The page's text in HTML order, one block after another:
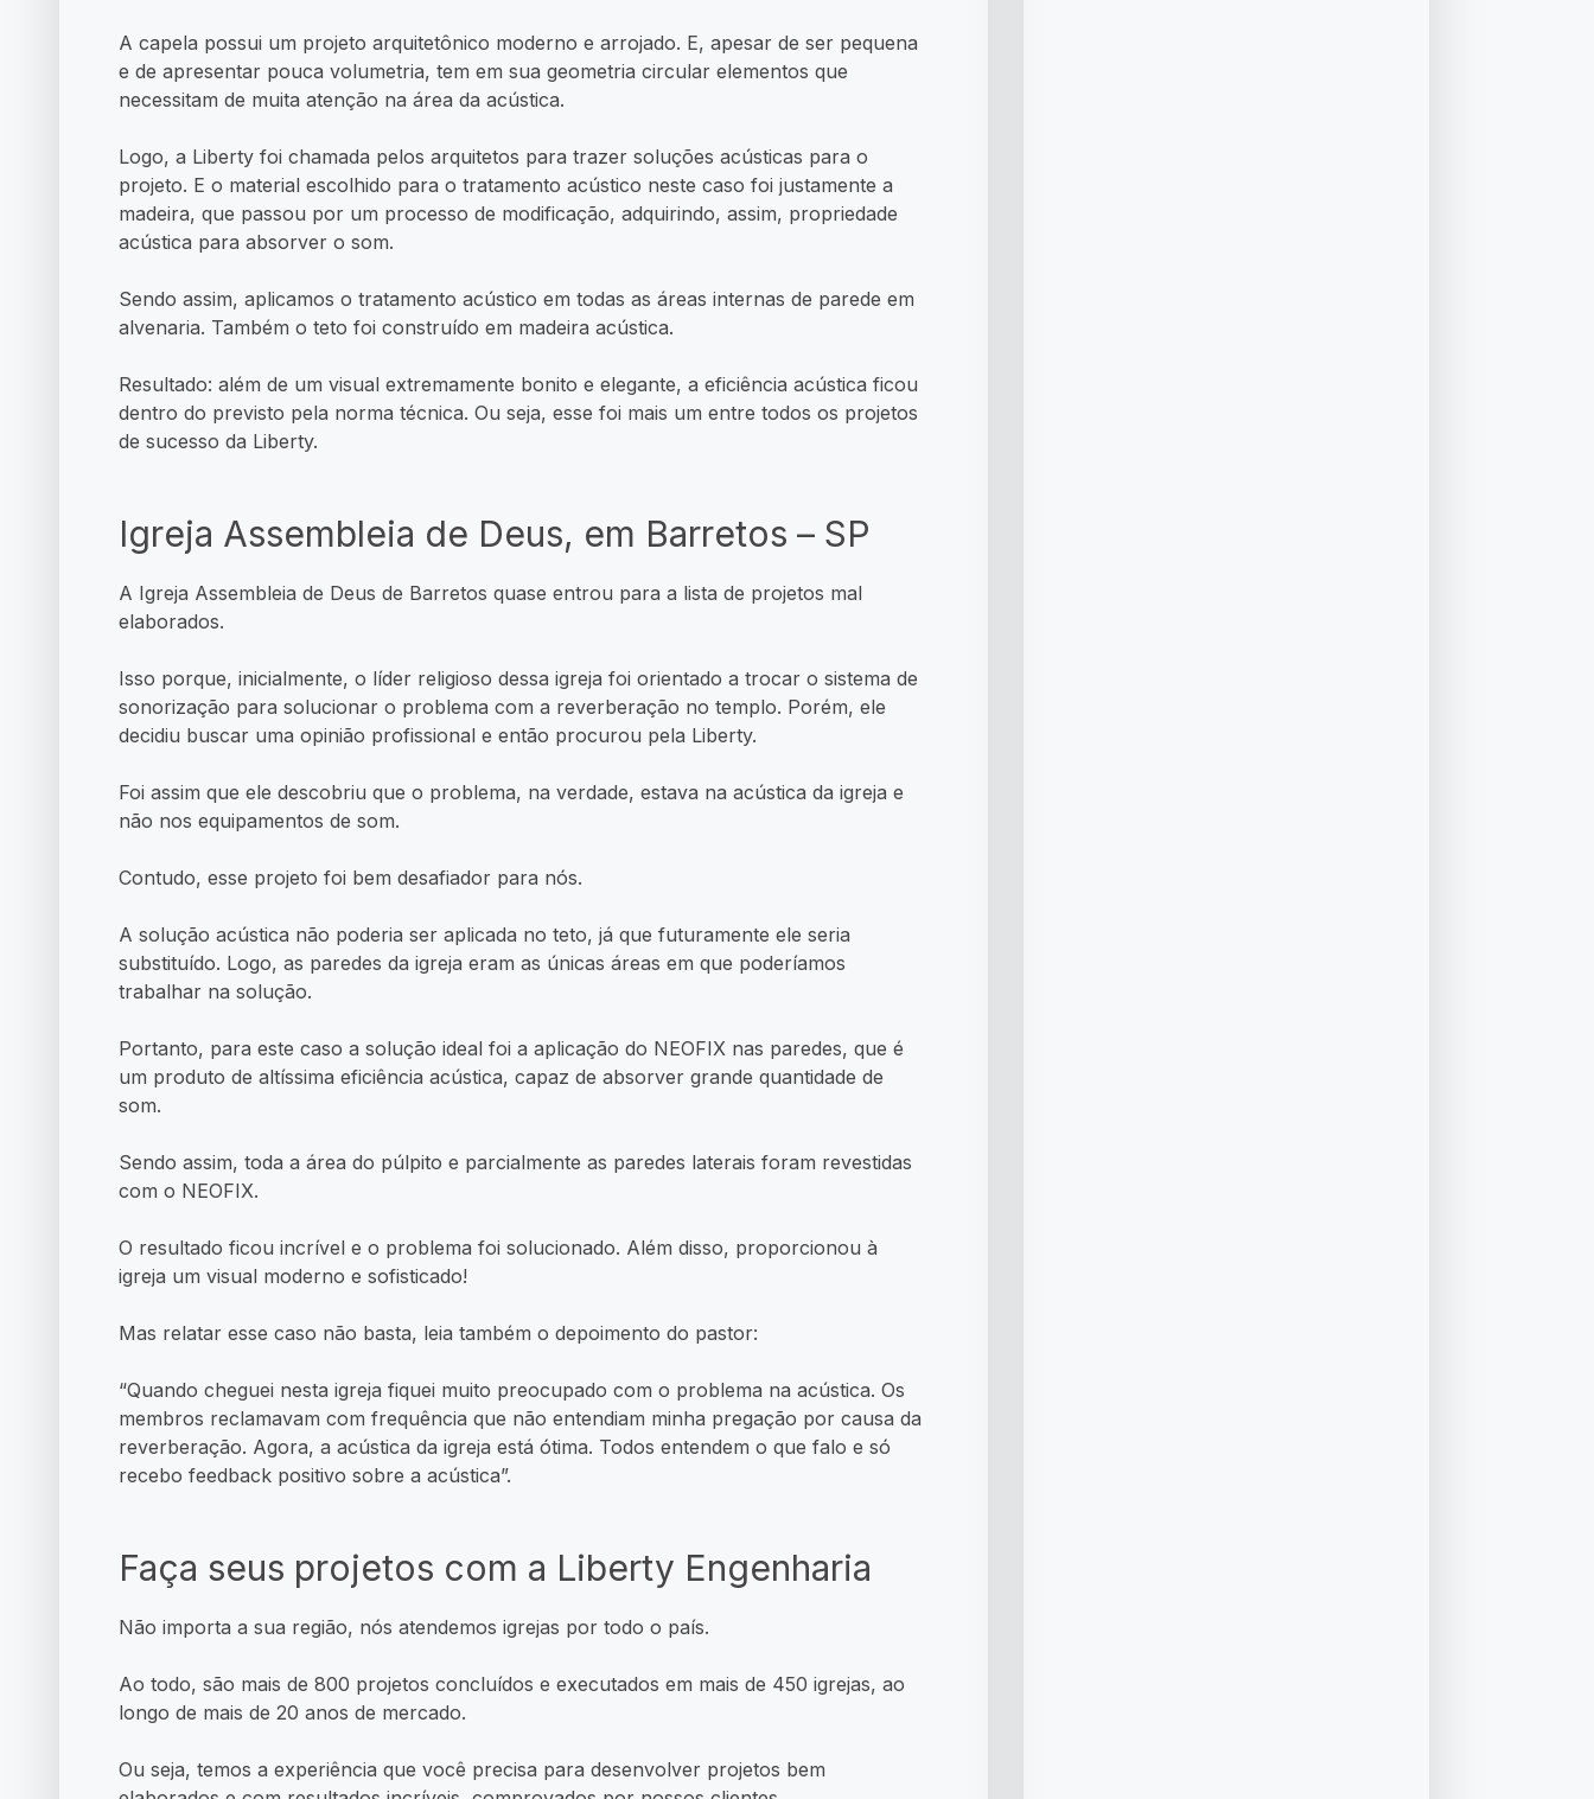
A capela possui um projeto arquitetônico moderno e arrojado. E, apesar de ser pequena
e de apresentar pouca volumetria, tem em sua geometria circular elementos que
necessitam de muita atenção na área da acústica.
Logo, a Liberty foi chamada pelos arquitetos para trazer soluções acústicas para o
projeto. E o material escolhido para o tratamento acústico neste caso foi justamente a
madeira, que passou por um processo de modificação, adquirindo, assim, propriedade
acústica para absorver o som.
Sendo assim, aplicamos o tratamento acústico em todas as áreas internas de parede em
alvenaria. Também o teto foi construído em madeira acústica.
Resultado: além de um visual extremamente bonito e elegante, a eficiência acústica ficou
dentro do previsto pela norma técnica. Ou seja, esse foi mais um entre todos os projetos
de sucesso da Liberty.
Igreja Assembleia de Deus, em Barretos – SP
A Igreja Assembleia de Deus de Barretos quase entrou para a lista de projetos mal
elaborados.
Isso porque, inicialmente, o líder religioso dessa igreja foi orientado a trocar o sistema de
sonorização para solucionar o problema com a reverberação no templo. Porém, ele
decidiu buscar uma opinião profissional e então procurou pela Liberty.
Foi assim que ele descobriu que o problema, na verdade, estava na acústica da igreja e
não nos equipamentos de som.
Contudo, esse projeto foi bem desafiador para nós.
A solução acústica não poderia ser aplicada no teto, já que futuramente ele seria
substituído. Logo, as paredes da igreja eram as únicas áreas em que poderíamos
trabalhar na solução.
Portanto, para este caso a solução ideal foi a aplicação do NEOFIX nas paredes, que é
um produto de altíssima eficiência acústica, capaz de absorver grande quantidade de
som.
Sendo assim, toda a área do púlpito e parcialmente as paredes laterais foram revestidas
com o NEOFIX.
O resultado ficou incrível e o problema foi solucionado. Além disso, proporcionou à
igreja um visual moderno e sofisticado!
Mas relatar esse caso não basta, leia também o depoimento do pastor:
“Quando cheguei nesta igreja fiquei muito preocupado com o problema na acústica. Os
membros reclamavam com frequência que não entendiam minha pregação por causa da
reverberação. Agora, a acústica da igreja está ótima. Todos entendem o que falo e só
recebo feedback positivo sobre a acústica”.
Faça seus projetos com a Liberty Engenharia
Não importa a sua região, nós atendemos igrejas por todo o país.
Ao todo, são mais de 800 projetos concluídos e executados em mais de 450 igrejas, ao
longo de mais de 20 anos de mercado.
Ou seja, temos a experiência que você precisa para desenvolver projetos bem